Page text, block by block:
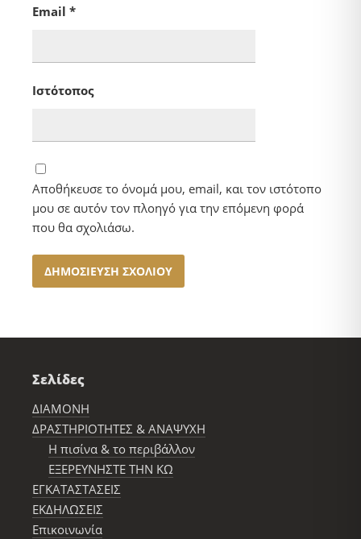
Email *
Ιστότοπος
Αποθήκευσε το όνομά μου, email, και τον ιστότοπο
μου σε αυτόν τον πλοηγό για την επόμενη φορά
που θα σχολιάσω.
Σελίδες
ΔΙΑΜΟΝΗ
ΔΡΑΣΤΗΡΙΟΤΗΤΕΣ & ΑΝΑΨΥΧΗ
Η πισίνα & το περιβάλλον
ΕΞΕΡΕΥΝΗΣΤΕ ΤΗΝ ΚΩ
ΕΓΚΑΤΑΣΤΑΣΕΙΣ
ΕΚΔΗΛΩΣΕΙΣ
Επικοινωνία